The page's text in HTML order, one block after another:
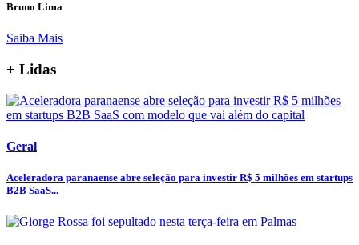
Bruno Lima
Saiba Mais
+ Lidas
Geral
Aceleradora paranaense abre seleção para investir R$ 5 milhões em startups
B2B SaaS...